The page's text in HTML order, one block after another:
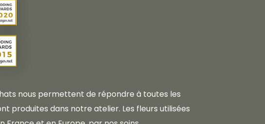
nous permettent de répondre à toutes les
produites dans notre atelier. Les fleurs utilisées